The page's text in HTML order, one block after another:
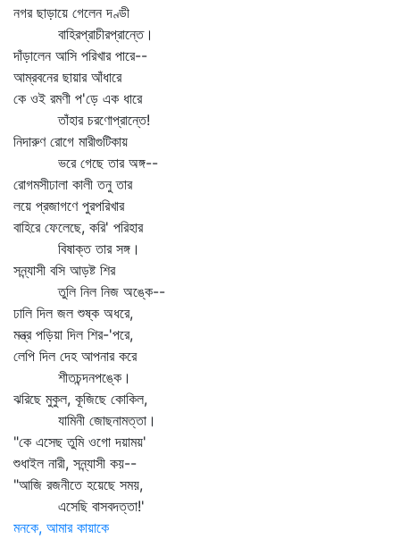
নগর ছাড়ায়ে গেলেন দণ্ডী
বাহিরপ্রাচীরপ্রান্তে।
দাঁড়ালেন আসি পরিখার পারে--
আম্রবনের ছায়ার আঁধারে
কে ওই রমণী প'ড়ে এক ধারে
তাঁহার চরণোপ্রান্তে!
নিদারুণ রোগে মারীগুটিকায়
ভরে গেছে তার অঙ্গ--
রোগমসীঢালা কালী তনু তার
লয়ে প্রজাগণে পুরপরিখার
বাহিরে ফেলেছে, করি' পরিহার
বিষাক্ত তার সঙ্গ।
সন্ন্যাসী বসি আড়ষ্ট শির
তুলি নিল নিজ অঙ্কে--
ঢালি দিল জল শুষ্ক অধরে,
মন্ত্র পড়িয়া দিল শির-'পরে,
লেপি দিল দেহ আপনার করে
শীতচন্দনপঙ্কে।
ঝরিছে মুকুল, কূজিছে কোকিল,
যামিনী জোছনামত্তা।
"কে এসেছ তুমি ওগো দয়াময়'
শুধাইল নারী, সন্ন্যাসী কয়--
"আজি রজনীতে হয়েছে সময়,
এসেছি বাসবদত্তা!'
মনকে, আমার কায়াকে